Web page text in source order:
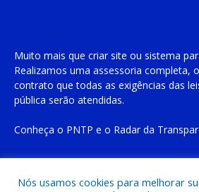
Muito mais que criar site ou sistema
Realizamos uma assessoria completa,
contrato que todas as exigências das
pública serão atendidas.
Conheça o PNTP e o Radar da
Nós usamos cookies para melhorar